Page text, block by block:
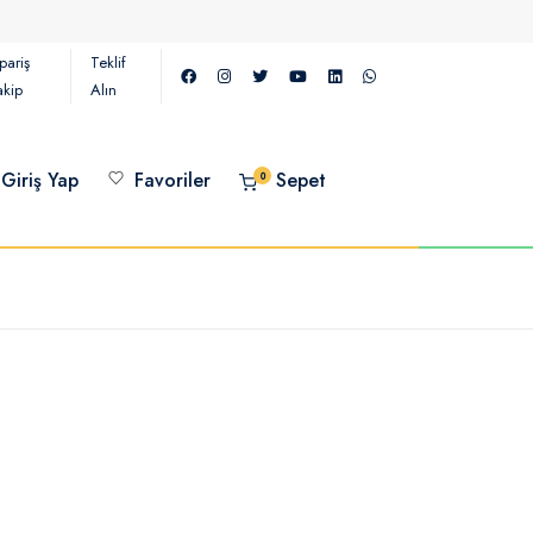
Teklif
Alın
Giriş Yap Favoriler 0 Sepet